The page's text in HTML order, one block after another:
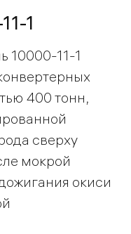
1
10000-11-1
400 тонн,
сверху
мокрой
окиси